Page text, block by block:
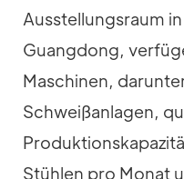
Ausstellungsraum
Guangdong,
Maschinen,
Schweißanlagen,
Stühlen pro Monat